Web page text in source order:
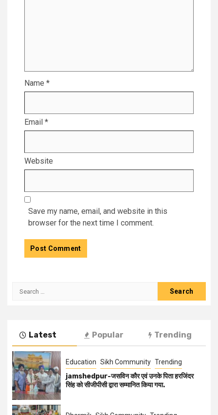
Name *
Email *
Website
Save my name, email, and website in this
browser for the next time I comment.
Latest Popular Trending
Education Sikh Community Trending
jamshedpur-जसविन कौर एवं उनके पिता हरजिंदर
सिंह को सीजीपीसी द्वारा सम्मानित किया गया.